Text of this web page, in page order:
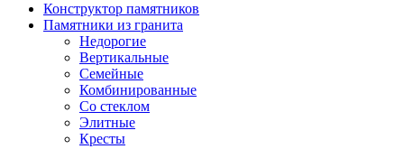
Конструктор памятников
Памятники из гранита
Недорогие
Вертикальные
Семейные
Комбинированные
Со стеклом
Элитные
Кресты